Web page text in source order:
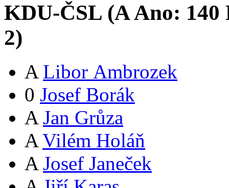
KDU-ČSL (AAno: 140
2)
A Libor Ambrozek
0 Josef Borák
A Jan Grůza
A Vilém Holáň
A Josef Janeček